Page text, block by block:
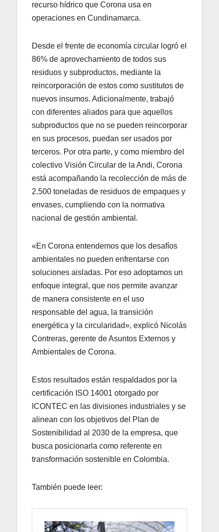
recurso hídrico que Corona usa en
operaciones en Cundinamarca.
Desde el frente de economía circular logró el
86% de aprovechamiento de todos sus
residuos y subproductos, mediante la
reincorporación de estos como sustitutos de
nuevos insumos. Adicionalmente, trabajó
con diferentes aliados para que aquellos
subproductos que no se pueden reincorporar
en sus procesos, puedan ser usados por
terceros. Por otra parte, y como miembro del
colectivo Visión Circular de la Andi, Corona
está acompañando la recolección de más de
2.500 toneladas de residuos de empaques y
envases, cumpliendo con la normativa
nacional de gestión ambiental.
«En Corona entendemos que los desafíos
ambientales no pueden enfrentarse con
soluciones aisladas. Por eso adoptamos un
enfoque integral, que nos permite avanzar
de manera consistente en el uso
responsable del agua, la transición
energética y la circularidad», explicó Nicolás
Contreras, gerente de Asuntos Externos y
Ambientales de Corona.
Estos resultados están respaldados por la
certificación ISO 14001 otorgado por
ICONTEC en las divisiones industriales y se
alinean con los objetivos del Plan de
Sostenibilidad al 2030 de la empresa, que
busca posicionarla como referente en
transformación sostenible en Colombia.
También puede leer: